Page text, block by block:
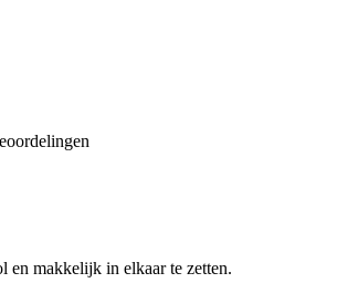
en makkelijk in elkaar te zetten.